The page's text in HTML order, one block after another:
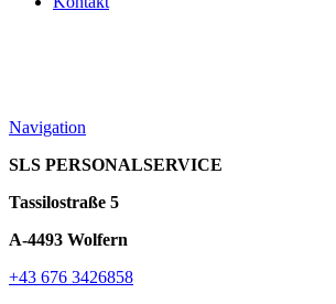
Navigation
SLS PERSONALSERVICE
Tassilostraße 5
A-4493 Wolfern
+43 676 3426858